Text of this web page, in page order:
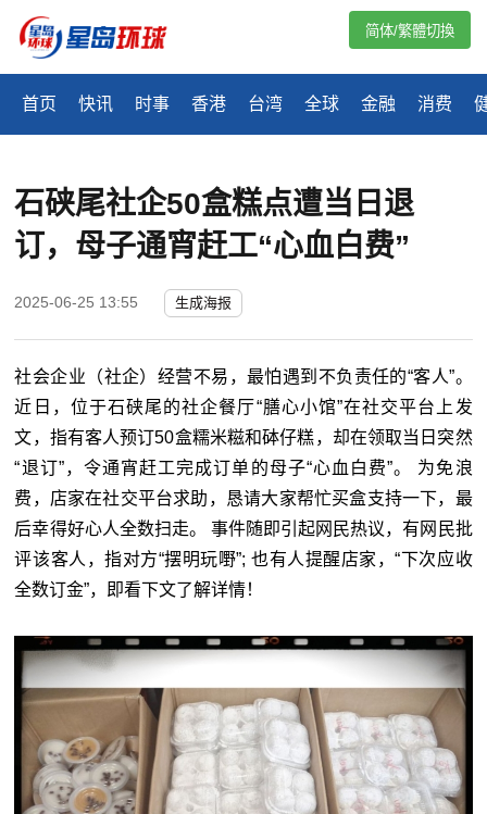
首页 快讯 时事 香港 台湾 全球 金融 消费
简体/繁體切換
石硖尾社企50盒糕点遭当日退
订，母子通宵赶工“心血白费”
2025-06-25 13:55 生成海报
社会企业（社企）经营不易，最怕遇到不负责任的“客人”。
近日，位于石硖尾的社企餐厅“膳心小馆”在社交平台上发
文，指有客人预订50盒糯米糍和砵仔糕，却在领取当日突然
“退订”，令通宵赶工完成订单的母子“心血白费”。 为免浪
费，店家在社交平台求助，恳请大家帮忙买盒支持一下，最
后幸得好心人全数扫走。 事件随即引起网民热议，有网民批
评该客人，指对方“摆明玩嘢”; 也有人提醒店家，“下次应收
全数订金”，即看下文了解详情！